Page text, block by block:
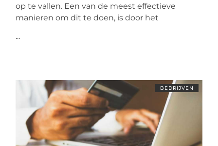
op te vallen. Een van de meest effectieve
manieren om dit te doen, is door het
...
BEDRIJVEN